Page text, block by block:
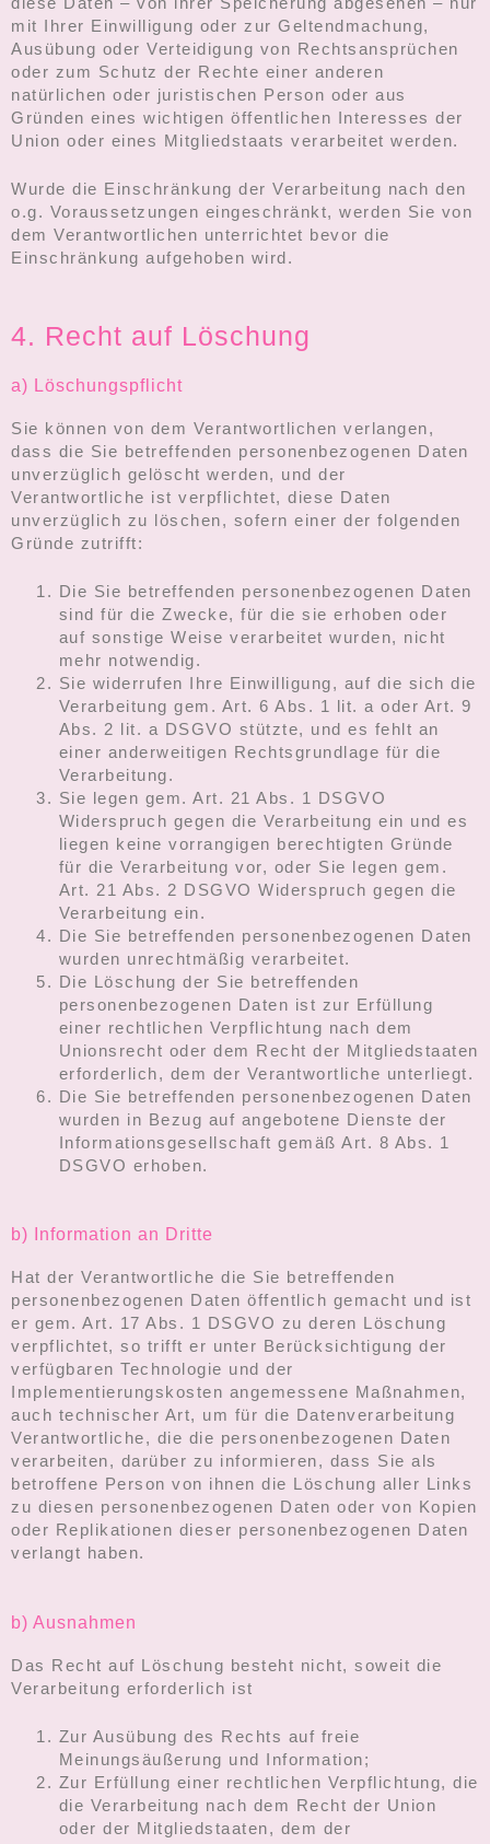
mit Ihrer Einwilligung oder zur Geltendmachung,
Ausübung oder Verteidigung von Rechtsansprüchen
oder zum Schutz der Rechte einer anderen
natürlichen oder juristischen Person oder aus
Gründen eines wichtigen öffentlichen Interesses der
Union oder eines Mitgliedstaats verarbeitet werden.
Wurde die Einschränkung der Verarbeitung nach den
o.g. Voraussetzungen eingeschränkt, werden Sie von
dem Verantwortlichen unterrichtet bevor die
Einschränkung aufgehoben wird.
4. Recht auf Löschung
a) Löschungspflicht
Sie können von dem Verantwortlichen verlangen,
dass die Sie betreffenden personenbezogenen Daten
unverzüglich gelöscht werden, und der
Verantwortliche ist verpflichtet, diese Daten
unverzüglich zu löschen, sofern einer der folgenden
Gründe zutrifft:
Die Sie betreffenden personenbezogenen Daten
sind für die Zwecke, für die sie erhoben oder
auf sonstige Weise verarbeitet wurden, nicht
mehr notwendig.
Sie widerrufen Ihre Einwilligung, auf die sich die
Verarbeitung gem. Art. 6 Abs. 1 lit. a oder Art. 9
Abs. 2 lit. a DSGVO stützte, und es fehlt an
einer anderweitigen Rechtsgrundlage für die
Verarbeitung.
Sie legen gem. Art. 21 Abs. 1 DSGVO
Widerspruch gegen die Verarbeitung ein und es
liegen keine vorrangigen berechtigten Gründe
für die Verarbeitung vor, oder Sie legen gem.
Art. 21 Abs. 2 DSGVO Widerspruch gegen die
Verarbeitung ein.
Die Sie betreffenden personenbezogenen Daten
wurden unrechtmäßig verarbeitet.
Die Löschung der Sie betreffenden
personenbezogenen Daten ist zur Erfüllung
einer rechtlichen Verpflichtung nach dem
Unionsrecht oder dem Recht der Mitgliedstaaten
erforderlich, dem der Verantwortliche unterliegt.
Die Sie betreffenden personenbezogenen Daten
wurden in Bezug auf angebotene Dienste der
Informationsgesellschaft gemäß Art. 8 Abs. 1
DSGVO erhoben.
b) Information an Dritte
Hat der Verantwortliche die Sie betreffenden
personenbezogenen Daten öffentlich gemacht und ist
er gem. Art. 17 Abs. 1 DSGVO zu deren Löschung
verpflichtet, so trifft er unter Berücksichtigung der
verfügbaren Technologie und der
Implementierungskosten angemessene Maßnahmen,
auch technischer Art, um für die Datenverarbeitung
Verantwortliche, die die personenbezogenen Daten
verarbeiten, darüber zu informieren, dass Sie als
betroffene Person von ihnen die Löschung aller Links
zu diesen personenbezogenen Daten oder von Kopien
oder Replikationen dieser personenbezogenen Daten
verlangt haben.
b) Ausnahmen
Das Recht auf Löschung besteht nicht, soweit die
Verarbeitung erforderlich ist
Zur Ausübung des Rechts auf freie
Meinungsäußerung und Information;
Zur Erfüllung einer rechtlichen Verpflichtung, die
die Verarbeitung nach dem Recht der Union
oder der Mitgliedstaaten, dem der